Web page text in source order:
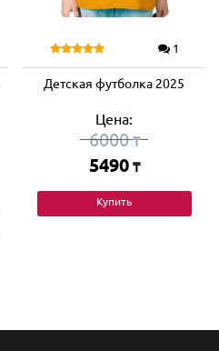
1
Детская футболка 2025
Цена:
6000₸
5490 ₸
Купить